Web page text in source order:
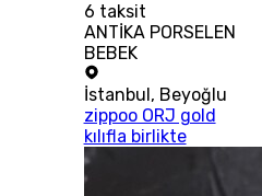
6 taksit
ANTİKA PORSELEN
BEBEK
İstanbul , Beyoğlu
zippoo ORJ gold
kılıfla birlikte